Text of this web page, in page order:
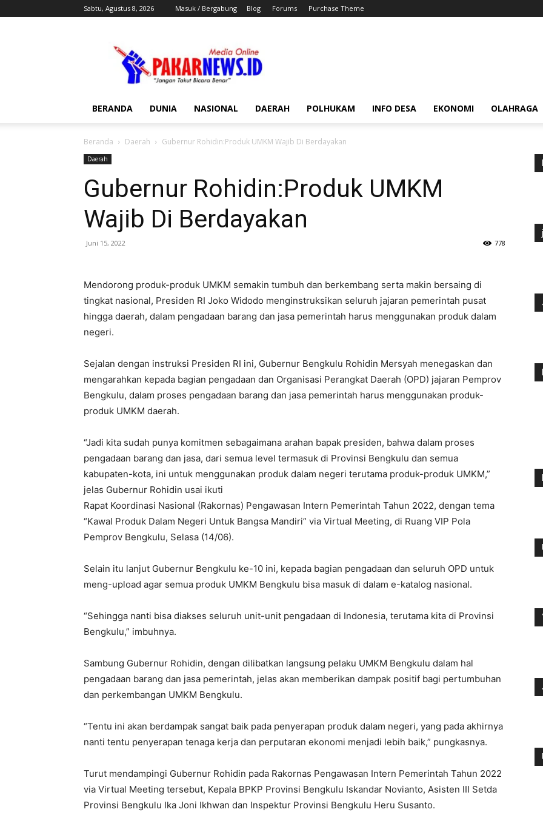
Sabtu, Agustus 8, 2026 Masuk / Bergabung Blog Forums Purchase Theme
BERANDA DUNIA NASIONAL DAERAH POLHUKAM INFO DESA EKONOMI OLAHRAGA
Beranda Daerah Gubernur Rohidin:Produk UMKM Wajib Di Berdayakan
Daerah
Gubernur Rohidin:Produk UMKM
Wajib Di Berdayakan
Juni 15, 2022 778
Mendorong produk-produk UMKM semakin tumbuh dan berkembang serta makin bersaing di
tingkat nasional, Presiden RI Joko Widodo menginstruksikan seluruh jajaran pemerintah pusat
hingga daerah, dalam pengadaan barang dan jasa pemerintah harus menggunakan produk dalam
negeri.
Sejalan dengan instruksi Presiden RI ini, Gubernur Bengkulu Rohidin Mersyah menegaskan dan
mengarahkan kepada bagian pengadaan dan Organisasi Perangkat Daerah (OPD) jajaran Pemprov
Bengkulu, dalam proses pengadaan barang dan jasa pemerintah harus menggunakan produk-
produk UMKM daerah.
“Jadi kita sudah punya komitmen sebagaimana arahan bapak presiden, bahwa dalam proses
pengadaan barang dan jasa, dari semua level termasuk di Provinsi Bengkulu dan semua
kabupaten-kota, ini untuk menggunakan produk dalam negeri terutama produk-produk UMKM,”
jelas Gubernur Rohidin usai ikuti
Rapat Koordinasi Nasional (Rakornas) Pengawasan Intern Pemerintah Tahun 2022, dengan tema
“Kawal Produk Dalam Negeri Untuk Bangsa Mandiri” via Virtual Meeting, di Ruang VIP Pola
Pemprov Bengkulu, Selasa (14/06).
Selain itu lanjut Gubernur Bengkulu ke-10 ini, kepada bagian pengadaan dan seluruh OPD untuk
meng-upload agar semua produk UMKM Bengkulu bisa masuk di dalam e-katalog nasional.
“Sehingga nanti bisa diakses seluruh unit-unit pengadaan di Indonesia, terutama kita di Provinsi
Bengkulu,” imbuhnya.
Sambung Gubernur Rohidin, dengan dilibatkan langsung pelaku UMKM Bengkulu dalam hal
pengadaan barang dan jasa pemerintah, jelas akan memberikan dampak positif bagi pertumbuhan
dan perkembangan UMKM Bengkulu.
“Tentu ini akan berdampak sangat baik pada penyerapan produk dalam negeri, yang pada akhirnya
nanti tentu penyerapan tenaga kerja dan perputaran ekonomi menjadi lebih baik,” pungkasnya.
Turut mendampingi Gubernur Rohidin pada Rakornas Pengawasan Intern Pemerintah Tahun 2022
via Virtual Meeting tersebut, Kepala BPKP Provinsi Bengkulu Iskandar Novianto, Asisten III Setda
Provinsi Bengkulu Ika Joni Ikhwan dan Inspektur Provinsi Bengkulu Heru Susanto.